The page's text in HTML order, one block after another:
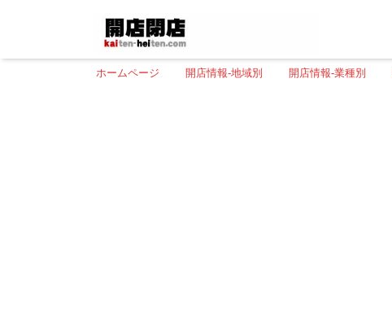
ホームページ 開店情報-地域別 開店情報-業種別